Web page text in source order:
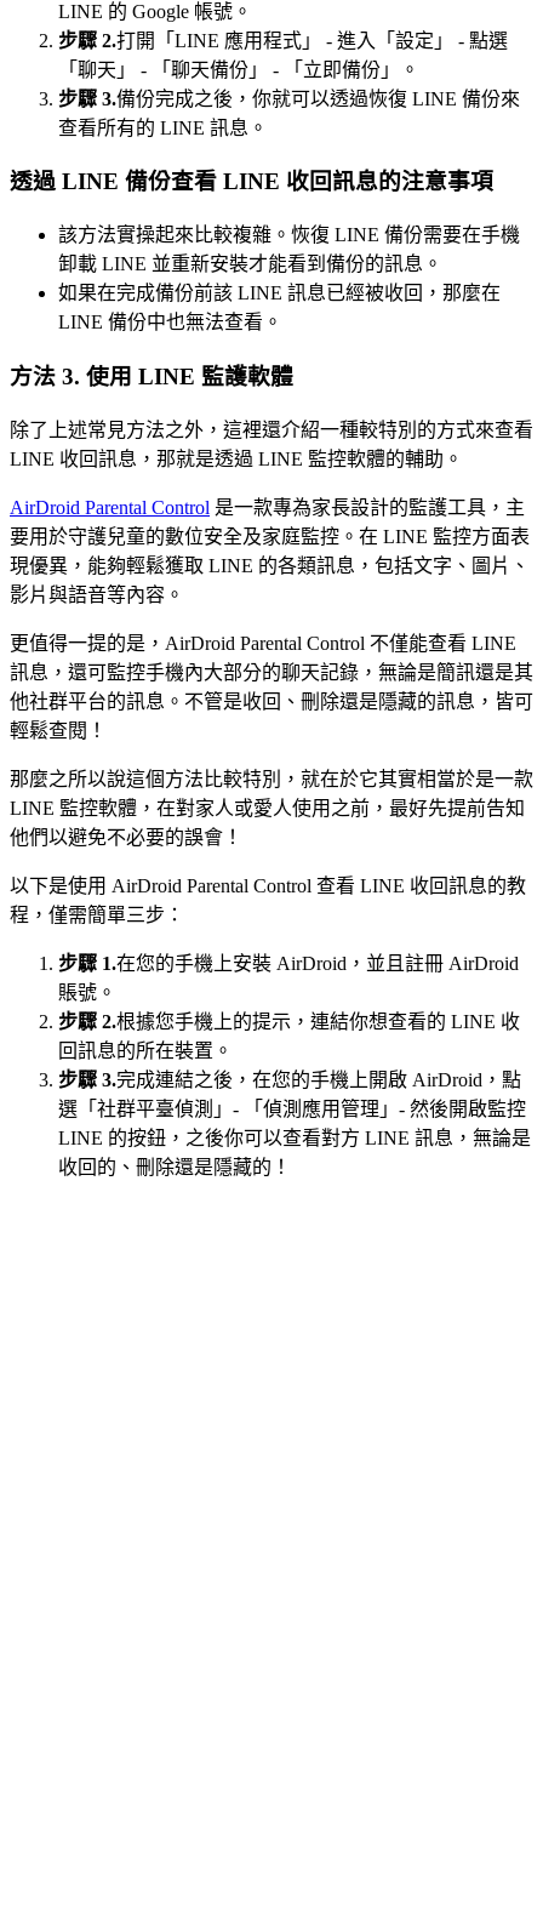
LINE 的 Google 帳號。
步驟 2.打開「LINE 應用程式」 - 進入「設定」 - 點選
「聊天」 - 「聊天備份」 - 「立即備份」。
步驟 3.備份完成之後，你就可以透過恢復 LINE 備份來
查看所有的 LINE 訊息。
透過 LINE 備份查看 LINE 收回訊息的注意事項
該方法實操起來比較複雜。恢復 LINE 備份需要在手機
卸載 LINE 並重新安裝才能看到備份的訊息。
如果在完成備份前該 LINE 訊息已經被收回，那麼在
LINE 備份中也無法查看。
方法 3. 使用 LINE 監護軟體
除了上述常見方法之外，這裡還介紹一種較特別的方式來查看
LINE 收回訊息，那就是透過 LINE 監控軟體的輔助。
AirDroid Parental Control 是一款專為家長設計的監護工具，主
要用於守護兒童的數位安全及家庭監控。在 LINE 監控方面表
現優異，能夠輕鬆獲取 LINE 的各類訊息，包括文字、圖片、
影片與語音等內容。
更值得一提的是，AirDroid Parental Control 不僅能查看 LINE
訊息，還可監控手機內大部分的聊天記錄，無論是簡訊還是其
他社群平台的訊息。不管是收回、刪除還是隱藏的訊息，皆可
輕鬆查閱！
那麼之所以說這個方法比較特別，就在於它其實相當於是一款
LINE 監控軟體，在對家人或愛人使用之前，最好先提前告知
他們以避免不必要的誤會！
以下是使用 AirDroid Parental Control 查看 LINE 收回訊息的教
程，僅需簡單三步：
步驟 1.在您的手機上安裝 AirDroid，並且註冊 AirDroid
賬號。
步驟 2.根據您手機上的提示，連結你想查看的 LINE 收
回訊息的所在裝置。
步驟 3.完成連結之後，在您的手機上開啟 AirDroid，點
選「社群平臺偵測」- 「偵測應用管理」- 然後開啟監控
LINE 的按鈕，之後你可以查看對方 LINE 訊息，無論是
收回的、刪除還是隱藏的！